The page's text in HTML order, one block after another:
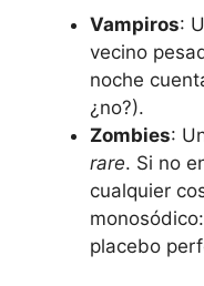
Vampiros:
vecino
noche
¿no?).
Zombies:
rare. Si no
cualquier
placebo